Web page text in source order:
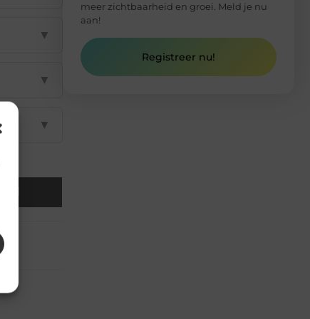
▼
▼
▼
meer zichtbaarheid en groei. Meld je nu
aan!
Registreer nu!